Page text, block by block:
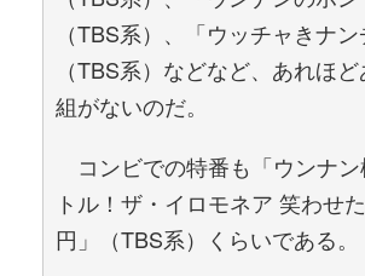
（TBS系）、「ウッチャきナン
（TBS系）などなど、あれほ
組がないのだ。
コンビでの特番も「ウンナ
トル！ザ・イロモネア 笑わせ
円」（TBS系）くらいである。